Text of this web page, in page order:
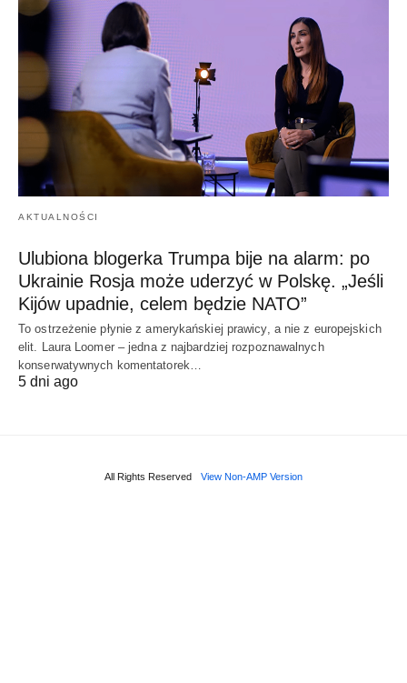
AKTUALNOŚCI
Ulubiona blogerka Trumpa bije na alarm: po
Ukrainie Rosja może uderzyć w Polskę. „Jeśli
Kijów upadnie, celem będzie NATO”
To ostrzeżenie płynie z amerykańskiej prawicy, a nie z europejskich
elit. Laura Loomer – jedna z najbardziej rozpoznawalnych
konserwatywnych komentatorek…
5 dni ago
All Rights Reserved View Non-AMP Version